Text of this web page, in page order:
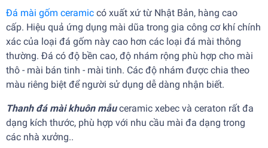
Đá mài gốm ceramic có xuất xứ từ Nhật Bản, hàng cao
cấp. Hiệu quả ứng dụng mài dũa trong gia công cơ khí chính
xác của loại đá gốm này cao hơn các loại đá mài thông
thường. Đá có độ bền cao, độ nhám rộng phù hợp cho mài
thô - mài bán tinh - mài tinh. Các độ nhám được chia theo
màu riêng biệt để người sử dụng dễ dàng nhận biết.
Thanh đá mài khuôn mẫuceramic xebec và ceraton rất đa
dạng kích thước, phù hợp với nhu cầu mài đa dạng trong
các nhà xưởng..